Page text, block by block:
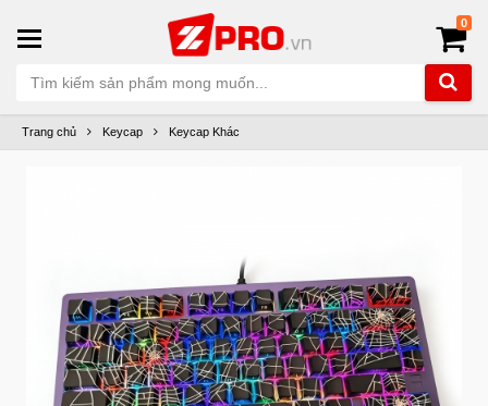
0
Trang chủ Keycap Keycap Khác